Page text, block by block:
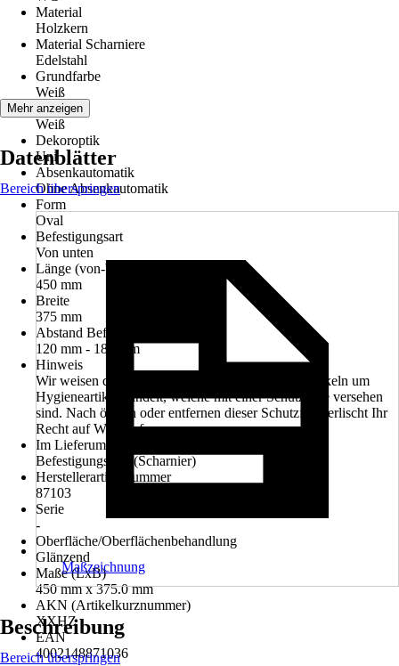
Material
Holzkern
Material Scharniere
Edelstahl
Grundfarbe
Weiß
Farbton
Weiß
Dekoroptik
Uni
Absenkautomatik
Ohne Absenkautomatik
Form
Oval
Befestigungsart
Von unten
Länge (von-bis)
450 mm
Breite
375 mm
Abstand Befestigungslöcher
120 mm - 180 mm
Hinweis
Wir weisen darauf hin, dass es sich bei unseren Artikeln um
Hygieneartikel handelt, welche mit einer Schutzfolie versehen
sind. Nach öffnen oder entfernen dieser Schutzfolie erlischt Ihr
Recht auf Widerruf.
Im Lieferumfang enthalten
Befestigungssatz (Scharnier)
Herstellerartikelnummer
87103
Serie
-
Oberfläche/Oberflächenbehandlung
Glänzend
Maße (LxB)
450 mm x 375.0 mm
AKN (Artikelkurznummer)
XXHZ
EAN
4002148871036
Mehr anzeigen
Datenblätter
Bereich überspringen
Maßzeichnung
Beschreibung
Bereich überspringen